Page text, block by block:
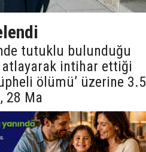
tutuklu bulunduğu
intihar ettiği
ölümü’ üzerine 3.5
28 Ma